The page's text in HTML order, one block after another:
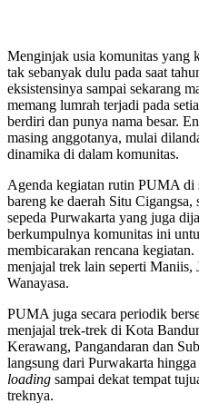
Menginjak usia komunitas yang
tak sebanyak dulu pada saat
eksistensinya sampai sekarang
memang lumrah terjadi pada
berdiri dan punya nama besar.
masing anggotanya, mulai
dinamika di dalam komunitas.
Agenda kegiatan rutin PUMA di
bareng ke daerah Situ
sepeda Purwakarta yang juga
berkumpulnya komunitas ini
membicarakan rencana
menjajal trek lain seperti Maniis,
Wanayasa.
PUMA juga secara periodik
menjajal trek-trek di Kota
Kerawang, Pangandaran dan
langsung dari Purwakarta
loading sampai dekat tempat
treknya.